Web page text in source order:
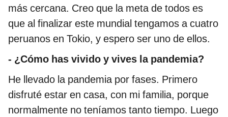
más cercana. Creo que la meta de todos es
que al finalizar este mundial tengamos a cuatro
peruanos en Tokio, y espero ser uno de ellos.
- ¿Cómo has vivido y vives la pandemia?
He llevado la pandemia por fases. Primero
disfruté estar en casa, con mi familia, porque
normalmente no teníamos tanto tiempo. Luego